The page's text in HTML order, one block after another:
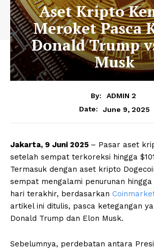
Aset Kripto
Meroket Pasca
Donald Trump
Musk
By:
ADMIN 2
Date:
June 9, 2025
Jakarta, 9 Juni 2025 – Pasar aset
setelah sempat terkoreksi hingga
Termasuk dengan aset kripto
sempat mengalami penurunan hingga
hari terakhir, berdasarkan
artikel ini ditulis, pasca ketegangan
Donald Trump dan Elon Musk.
Sebelumnya, perdebatan antara